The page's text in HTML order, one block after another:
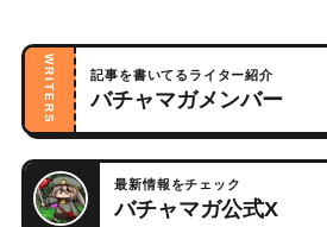
WRITERS 記事を書いてるライター紹介
バチャマガメンバー
最新情報をチェック
バチャマガ公式X